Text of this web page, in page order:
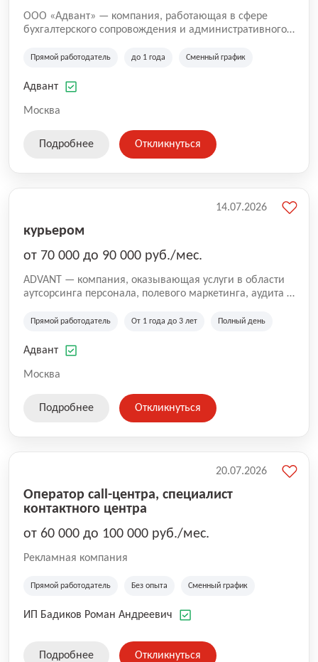
ООО «Адвант» — компания, работающая в сфере
бухгалтерского сопровождения и административного
зарегистрирована в Санкт-Петербурге и
лиц и коммерческих организаций.
Прямой работодатель до 1 года Сменный график
Адвант
Москва
Подробнее Откликнуться
курьером
от 70 000 до 90 000 руб./мес.
ADVANT — компания, оказывающая услуги в области
аутсорсинга персонала, полевого маркетинга, аудита и
региональных клиентов. Мы работаем на рынке с
Казахстана и Беларуси, сотрудничая с компаниями из
Прямой работодатель От 1 года до 3 лет Полный день
Адвант
Москва
14.07.2026
Подробнее Откликнуться
Оператор call-центра, специалист
контактного центра
от 60 000 до 100 000 руб./мес.
Рекламная компания
Прямой работодатель Без опыта Сменный график
ИП Бадиков Роман Андреевич
20.07.2026
Подробнее Откликнуться